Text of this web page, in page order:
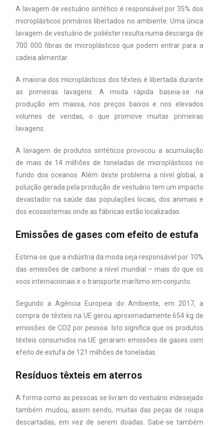
A lavagem de vestuário sintético é responsável por 35% dos
microplásticos primários libertados no ambiente. Uma única
lavagem de vestuário de poliéster resulta numa descarga de
700 000 fibras de microplásticos que podem entrar para a
cadeia alimentar.
A maioria dos microplásticos dos têxteis é libertada durante
as primeiras lavagens. A moda rápida baseia-se na
produção em massa, nos preços baixos e nos elevados
volumes de vendas, o que promove muitas primeiras
lavagens.
A lavagem de produtos sintéticos provocou a acumulação
de mais de 14 milhões de toneladas de microplásticos no
fundo dos oceanos. Além deste problema a nível global, a
poluição gerada pela produção de vestuário tem um impacto
devastador na saúde das populações locais, dos animais e
dos ecossistemas onde as fábricas estão localizadas.
Emissões de gases com efeito de estufa
Estima-se que a indústria da moda seja responsável por 10%
das emissões de carbono a nível mundial – mais do que os
voos internacionais e o transporte marítimo em conjunto.
Segundo a Agência Europeia do Ambiente, em 2017, a
compra de têxteis na UE gerou aproximadamente 654 kg de
emissões de CO2 por pessoa. Isto significa que os produtos
têxteis consumidos na UE geraram emissões de gases com
efeito de estufa de 121 milhões de toneladas.
Resíduos têxteis em aterros
A forma como as pessoas se livram do vestuário indesejado
também mudou, assim sendo, muitas das peças de roupa
descartadas, em vez de serem doadas. Sabe-se também